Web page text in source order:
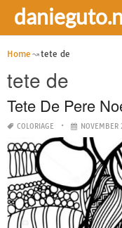
Home tete de
tete de
Tete De Pere
COLORIAGE